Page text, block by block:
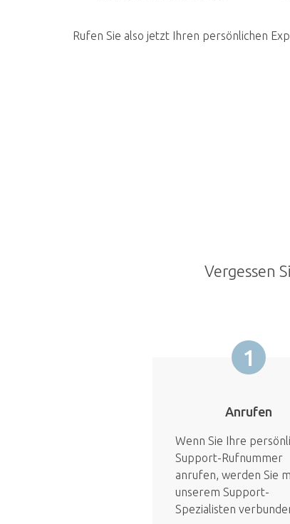
Rufen Sie also jetzt Ihren persönlichen
Vergessen
1
Anrufen
Wenn Sie Ihre
Support-Rufnummer
anrufen, werden Sie
unserem Support-
Spezialisten